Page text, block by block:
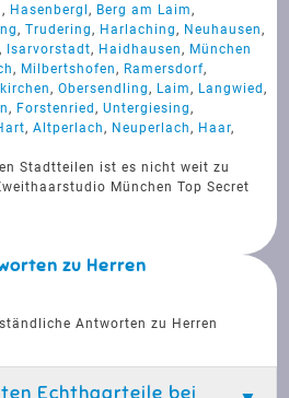
, Hasenbergl, Berg am Laim,
,Trudering, Harlaching, Neuhausen,
, Isarvorstadt, Haidhausen, München
, Milbertshofen, Ramersdorf,
,Obersendling, Laim, Langwied,
, Forstenried,Untergiesing,
,Altperlach, Neuperlach, Haar,
Stadtteilen ist es nicht weit zu
München Top Secret
zu Herren
Antworten zu Herren
Echthaarteile bei